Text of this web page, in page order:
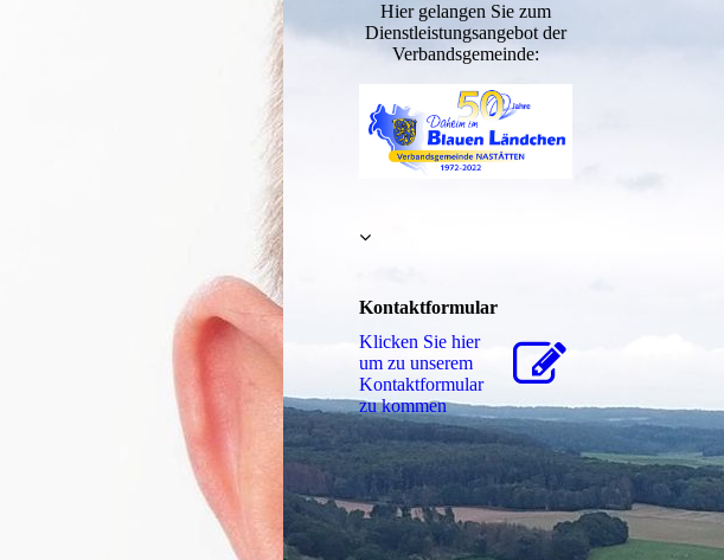
Hier gelangen Sie zum
Dienstleistungsangebot der
Verbandsgemeinde:
Kontaktformular
Klicken Sie hier
um zu unserem
Kon­takt­for­mu­lar
zu kommen